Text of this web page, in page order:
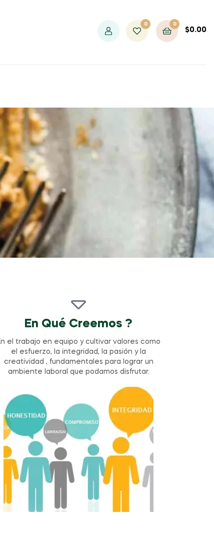
0 0
$0.00
En Qué Creemos ?
el trabajo en equipo y cultivar valores como
el esfuerzo, la integridad, la pasión y la
creatividad , fundamentales para lograr un
ambiente laboral que podamos disfrutar.